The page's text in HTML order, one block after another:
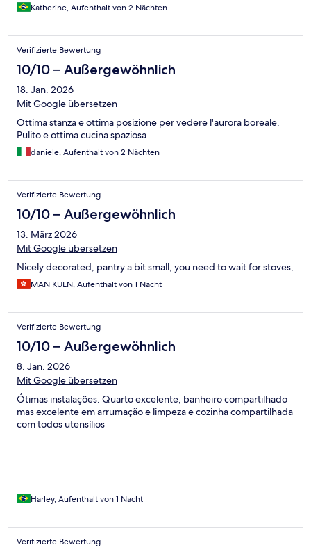
Katherine, Aufenthalt von 2 Nächten
Verifizierte Bewertung
10/10 – Außergewöhnlich
18. Jan. 2026
Mit Google übersetzen
Ottima stanza e ottima posizione per vedere l'aurora boreale.
Pulito e ottima cucina spaziosa
daniele, Aufenthalt von 2 Nächten
Verifizierte Bewertung
10/10 – Außergewöhnlich
13. März 2026
Mit Google übersetzen
Nicely decorated, pantry a bit small, you need to wait for stoves,
MAN KUEN, Aufenthalt von 1 Nacht
Verifizierte Bewertung
10/10 – Außergewöhnlich
8. Jan. 2026
Mit Google übersetzen
Ótimas instalações. Quarto excelente, banheiro compartilhado
mas excelente em arrumação e limpeza e cozinha compartilhada
com todos utensílios
Harley, Aufenthalt von 1 Nacht
Verifizierte Bewertung